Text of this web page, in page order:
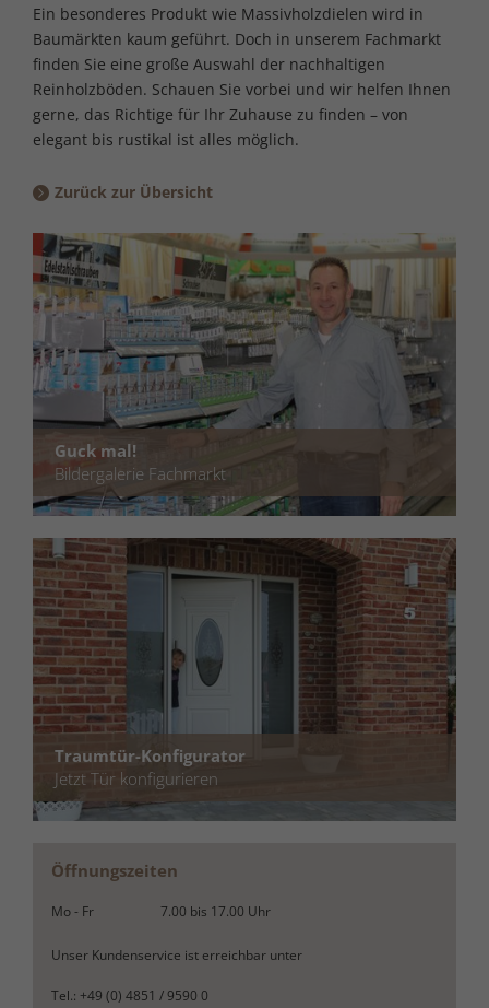
Ein besonderes Produkt wie Massivholzdielen wird in
Baumärkten kaum geführt. Doch in unserem Fachmarkt
finden Sie eine große Auswahl der nachhaltigen
Reinholzböden. Schauen Sie vorbei und wir helfen Ihnen
gerne, das Richtige für Ihr Zuhause zu finden – von
elegant bis rustikal ist alles möglich.
Zurück zur Übersicht
Guck mal!
Bildergalerie Fachmarkt
Traumtür-Konfigurator
Jetzt Tür konfigurieren
Öffnungszeiten
Mo - Fr 7.00 bis 17.00 Uhr
Unser Kundenservice ist erreichbar unter
Tel.: +49 (0) 4851 / 9590 0